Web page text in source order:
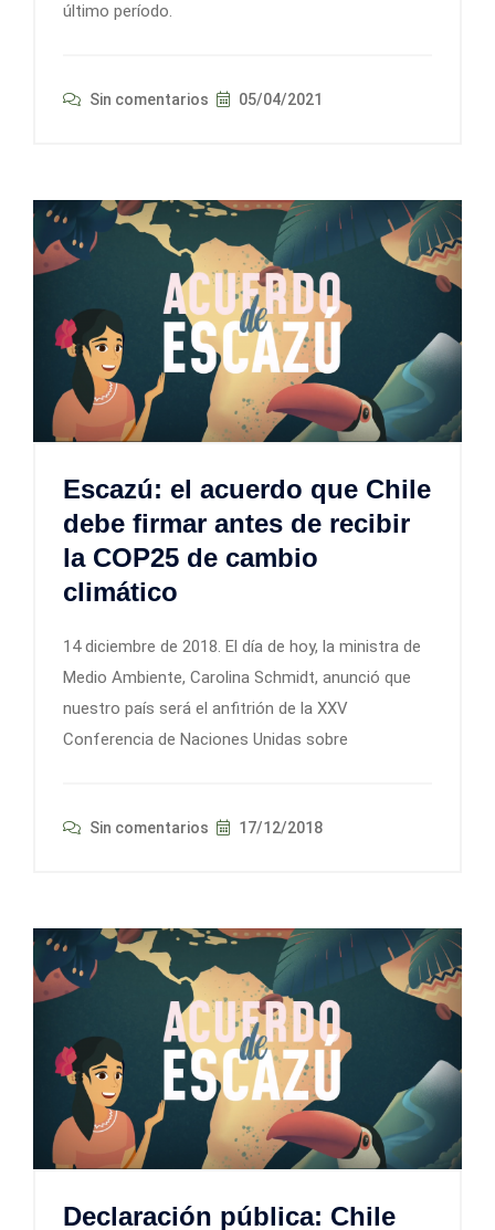
último período.
Sin comentarios 05/04/2021
Escazú: el acuerdo que Chile
debe firmar antes de recibir
la COP25 de cambio
climático
14 diciembre de 2018. El día de hoy, la ministra de
Medio Ambiente, Carolina Schmidt, anunció que
nuestro país será el anfitrión de la XXV
Conferencia de Naciones Unidas sobre
Sin comentarios 17/12/2018
Declaración pública: Chile